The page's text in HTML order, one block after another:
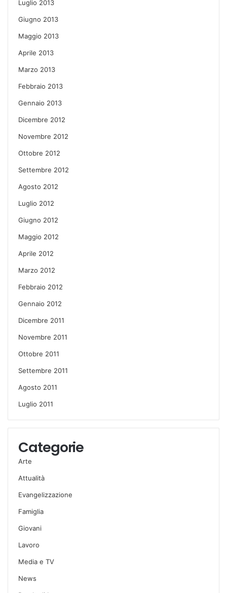
Luglio 2013
Giugno 2013
Maggio 2013
Aprile 2013
Marzo 2013
Febbraio 2013
Gennaio 2013
Dicembre 2012
Novembre 2012
Ottobre 2012
Settembre 2012
Agosto 2012
Luglio 2012
Giugno 2012
Maggio 2012
Aprile 2012
Marzo 2012
Febbraio 2012
Gennaio 2012
Dicembre 2011
Novembre 2011
Ottobre 2011
Settembre 2011
Agosto 2011
Luglio 2011
Categorie
Arte
Attualità
Evangelizzazione
Famiglia
Giovani
Lavoro
Media e TV
News